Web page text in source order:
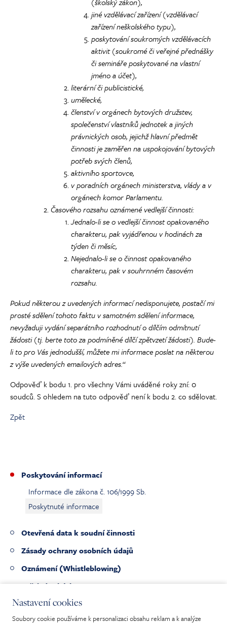
jiné vzdělávací zařízení (vzdělávací
zařízení neškolského typu),
poskytování soukromých vzdělávacích
aktivit (soukromé či veřejné přednášky
či semináře poskytované na vlastní
jméno a účet),
literární či publicistické,
umělecké,
členství v orgánech bytových družstev,
společenství vlastníků jednotek a jiných
právnických osob, jejichž hlavní předmět
činnosti je zaměřen na uspokojování bytových
potřeb svých členů,
aktivního sportovce,
v poradních orgánech ministerstva, vlády a v
orgánech komor Parlamentu.
Časového rozsahu oznámené vedlejší činnosti:
Jednalo-li se o vedlejší činnost opakovaného
charakteru, pak vyjádřenou v hodinách za
týden či měsíc,
Nejednalo-li se o činnost opakovaného
charakteru, pak v souhrnném časovém
rozsahu.
Pokud některou z uvedených informací nedisponujete, postačí mi
prosté sdělení tohoto faktu v samotném sdělení informace,
nevyžaduji vydání separátního rozhodnutí o dílčím odmítnutí
žádosti (tj. berte toto za podmíněné dílčí zpětvzetí žádosti). Bude-
li to pro Vás jednodušší, můžete mi informace poslat na některou
z výše uvedených emailových adres.“
Odpověď k bodu 1. pro všechny Vámi uváděné roky zní: 0
soudců. S ohledem na tuto odpověď není k bodu 2. co sdělovat.
Zpět
Poskytování informací
Informace dle zákona č. 106/1999 Sb.
Poskytnuté informace
Otevřená data k soudní činnosti
Zásady ochrany osobních údajů
Oznámení (Whistleblowing)
Veřejné zakázky
Pracovní nabídky
Nabídka nepotřebného majetku
Nastavení cookies
Soubory cookie používáme k personalizaci obsahu reklam a k analýze